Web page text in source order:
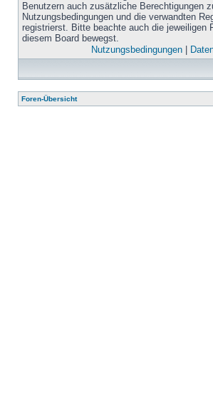
Benutzern auch zusätzliche Berechtigungen
Nutzungsbedingungen und die verwandten
registrierst. Bitte beachte auch die jeweiligen
diesem Board bewegst.
Nutzungsbedingungen|
Foren-Übersicht